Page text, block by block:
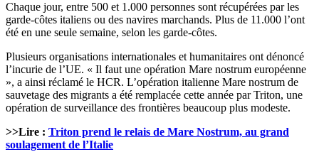
Chaque jour, entre 500 et 1.000 personnes sont récupérées par les
garde-côtes italiens ou des navires marchands. Plus de 11.000 l’ont
été en une seule semaine, selon les garde-côtes.
Plusieurs organisations internationales et humanitaires ont dénoncé
l’incurie de l’UE. « Il faut une opération Mare nostrum européenne
», a ainsi réclamé le HCR. L’opération italienne Mare nostrum de
sauvetage des migrants a été remplacée cette année par Triton, une
opération de surveillance des frontières beaucoup plus modeste.
>>Lire : Triton prend le relais de Mare Nostrum, au grand
soulagement de l’Italie